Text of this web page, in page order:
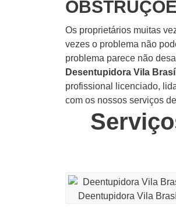
Os proprietários muitas
vezes o problema não
problema parece não
Desentupidora Vila
profissional licenciado,
com os nossos serviços
Deentupidora Vila